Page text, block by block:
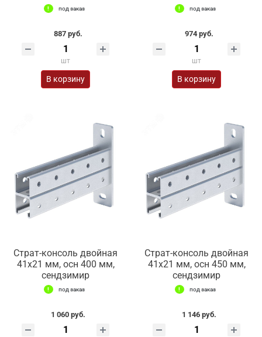
под заказ
887 руб.
шт
В корзину
под заказ
974 руб.
шт
В корзину
Страт-консоль двойная
41х21 мм, осн 400 мм,
сендзимир
под заказ
1 060 руб.
Страт-консоль двойная
41х21 мм, осн 450 мм,
сендзимир
под заказ
1 146 руб.